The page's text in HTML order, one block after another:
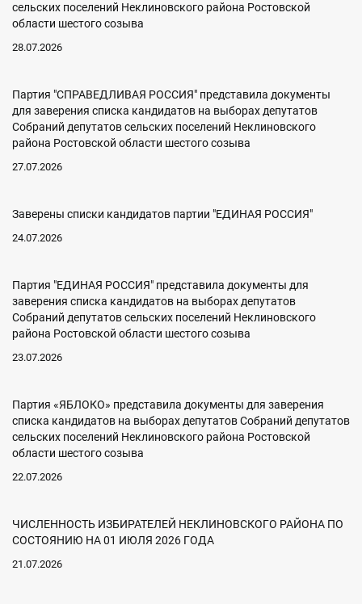
сельских поселений Неклиновского района Ростовской
области шестого созыва
28.07.2026
Партия "СПРАВЕДЛИВАЯ РОССИЯ" представила документы
для заверения списка кандидатов на выборах депутатов
Собраний депутатов сельских поселений Неклиновского
района Ростовской области шестого созыва
27.07.2026
Заверены списки кандидатов партии "ЕДИНАЯ РОССИЯ"
24.07.2026
Партия "ЕДИНАЯ РОССИЯ" представила документы для
заверения списка кандидатов на выборах депутатов
Собраний депутатов сельских поселений Неклиновского
района Ростовской области шестого созыва
23.07.2026
Партия «ЯБЛОКО» представила документы для заверения
списка кандидатов на выборах депутатов Собраний депутатов
сельских поселений Неклиновского района Ростовской
области шестого созыва
22.07.2026
ЧИСЛЕННОСТЬ ИЗБИРАТЕЛЕЙ НЕКЛИНОВСКОГО РАЙОНА ПО
СОСТОЯНИЮ НА 01 ИЮЛЯ 2026 ГОДА
21.07.2026